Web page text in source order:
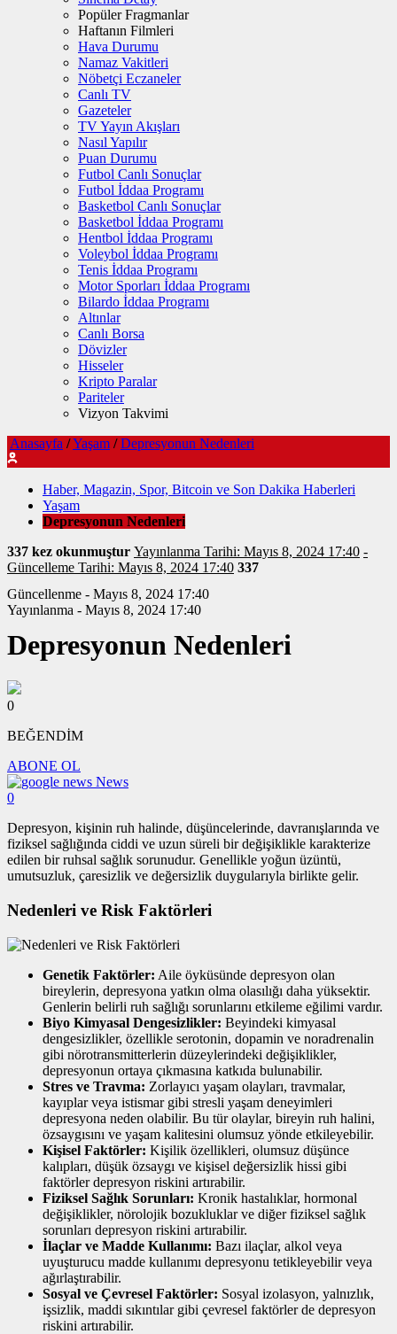
Popüler Fragmanlar
Haftanın Filmleri
Hava Durumu
Namaz Vakitleri
Nöbetçi Eczaneler
Canlı TV
Gazeteler
TV Yayın Akışları
Nasıl Yapılır
Puan Durumu
Futbol Canlı Sonuçlar
Futbol İddaa Programı
Basketbol Canlı Sonuçlar
Basketbol İddaa Programı
Hentbol İddaa Programı
Voleybol İddaa Programı
Tenis İddaa Programı
Motor Sporları İddaa Programı
Bilardo İddaa Programı
Altınlar
Canlı Borsa
Dövizler
Hisseler
Kripto Paralar
Pariteler
Vizyon Takvimi
Anasayfa /Yaşam / Depresyonun Nedenleri
Haber, Magazin, Spor, Bitcoin ve Son Dakika Haberleri
Yaşam
Depresyonun Nedenleri
337 kez okunmuştur Yayınlanma Tarihi: Mayıs 8, 2024 17:40 -
Güncelleme Tarihi: Mayıs 8, 2024 17:40 337
Güncellenme - Mayıs 8, 2024 17:40
Yayınlanma - Mayıs 8, 2024 17:40
Depresyonun Nedenleri
0
BEĞENDİM
ABONE OL
News
0
Depresyon, kişinin ruh halinde, düşüncelerinde, davranışlarında ve
fiziksel sağlığında ciddi ve uzun süreli bir değişiklikle karakterize
edilen bir ruhsal sağlık sorunudur. Genellikle yoğun üzüntü,
umutsuzluk, çaresizlik ve değersizlik duygularıyla birlikte gelir.
Nedenleri ve Risk Faktörleri
Genetik Faktörler: Aile öyküsünde depresyon olan
bireylerin, depresyona yatkın olma olasılığı daha yüksektir.
Genlerin belirli ruh sağlığı sorunlarını etkileme eğilimi vardır.
Biyo Kimyasal Dengesizlikler: Beyindeki kimyasal
dengesizlikler, özellikle serotonin, dopamin ve noradrenalin
gibi nörotransmitterlerin düzeylerindeki değişiklikler,
depresyonun ortaya çıkmasına katkıda bulunabilir.
Stres ve Travma: Zorlayıcı yaşam olayları, travmalar,
kayıplar veya istismar gibi stresli yaşam deneyimleri
depresyona neden olabilir. Bu tür olaylar, bireyin ruh halini,
özsaygısını ve yaşam kalitesini olumsuz yönde etkileyebilir.
Kişisel Faktörler: Kişilik özellikleri, olumsuz düşünce
kalıpları, düşük özsaygı ve kişisel değersizlik hissi gibi
faktörler depresyon riskini artırabilir.
Fiziksel Sağlık Sorunları: Kronik hastalıklar, hormonal
değişiklikler, nörolojik bozukluklar ve diğer fiziksel sağlık
sorunları depresyon riskini artırabilir.
İlaçlar ve Madde Kullanımı: Bazı ilaçlar, alkol veya
uyuşturucu madde kullanımı depresyonu tetikleyebilir veya
ağırlaştırabilir.
Sosyal ve Çevresel Faktörler: Sosyal izolasyon, yalnızlık,
işsizlik, maddi sıkıntılar gibi çevresel faktörler de depresyon
riskini artırabilir.